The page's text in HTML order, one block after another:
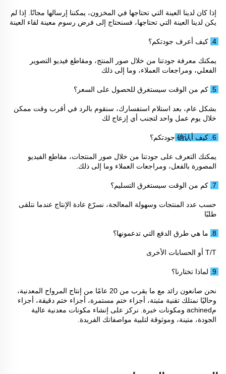
يكن لدينا العينة التي تحتاجها، فسنحتاج إلى فرض رسوم معينة لقاء العينة
4. كيف أعرف جودتكم؟
الفعلي، ومراجعات العملاء، وما إلى ذلك
5. كم من الوقت سيستغرق للحصول على السعر؟
خلال يوم عمل واحد لتجنب أي إزعاج لك
6. كيف أ确认 جودتكم؟
المصورة بالفعل، ومراجعات العملاء وما إلى ذلك.
7. كم من الوقت سيستغرق التسليم؟
طلبًا
8. ما هي طرق الدفع التي تدعمونها؟
T/T أو الحسابات الأخرى
9. لماذا تختارنا؟
الجودة، متينة، وموثوقة لتلبية مواصفاتك الفريدة.